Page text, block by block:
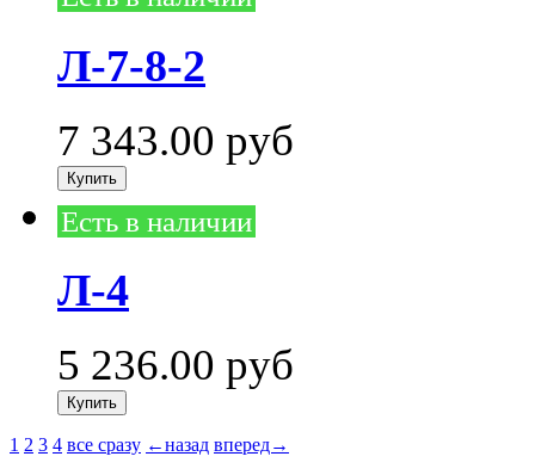
Л-7-8-2
7 343.00 руб
Есть в наличии
Л-4
5 236.00 руб
1 2 3 4 все сразу ←назад вперед→